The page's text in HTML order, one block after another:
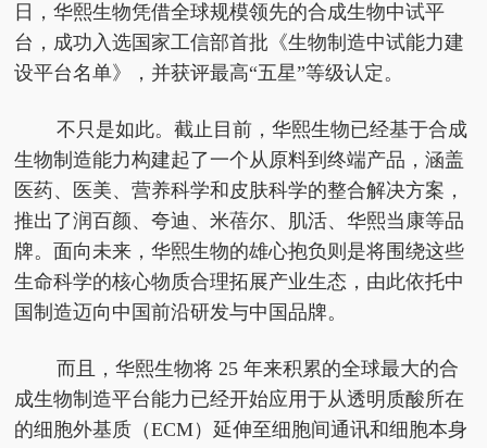
日，华熙生物凭借全球规模领先的合成生物中试平
台，成功入选国家工信部首批《生物制造中试能力建
设平台名单》，并获评最高“五星”等级认定。
不只是如此。截止目前，华熙生物已经基于合成
生物制造能力构建起了一个从原料到终端产品，涵盖
医药、医美、营养科学和皮肤科学的整合解决方案，
推出了润百颜、夸迪、米蓓尔、肌活、华熙当康等品
牌。面向未来，华熙生物的雄心抱负则是将围绕这些
生命科学的核心物质合理拓展产业生态，由此依托中
国制造迈向中国前沿研发与中国品牌。
而且，华熙生物将 25 年来积累的全球最大的合
成生物制造平台能力已经开始应用于从透明质酸所在
的细胞外基质（ECM）延伸至细胞间通讯和细胞本身